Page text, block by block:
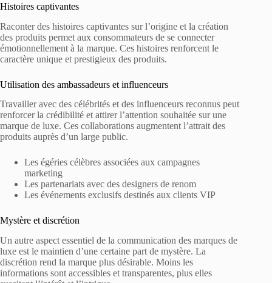
Histoires captivantes
Raconter des histoires captivantes sur l’origine et la création
des produits permet aux consommateurs de se connecter
émotionnellement à la marque. Ces histoires renforcent le
caractère unique et prestigieux des produits.
Utilisation des ambassadeurs et influenceurs
Travailler avec des célébrités et des influenceurs reconnus peut
renforcer la crédibilité et attirer l’attention souhaitée sur une
marque de luxe. Ces collaborations augmentent l’attrait des
produits auprès d’un large public.
Les égéries célèbres associées aux campagnes
marketing
Les partenariats avec des designers de renom
Les événements exclusifs destinés aux clients VIP
Mystère et discrétion
Un autre aspect essentiel de la communication des marques de
luxe est le maintien d’une certaine part de mystère. La
discrétion rend la marque plus désirable. Moins les
informations sont accessibles et transparentes, plus elles